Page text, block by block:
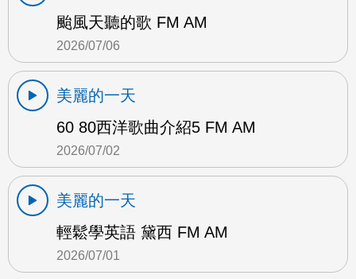
颱風天聽的歌 FM AM
2026/07/06
美麗的一天
60 80西洋歌曲介紹5 FM AM
2026/07/02
美麗的一天
輕鬆學英語 黛西 FM AM
2026/07/01